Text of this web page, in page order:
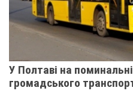
У Полтаві на
громадського